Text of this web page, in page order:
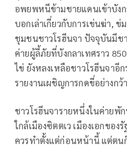
อพยพหนีข้ามชายแดนเข้าบัง
บอกเล่าเกี่ยวกับการเข่นฆ่า, ข่
ชุมชนชาวโรฮีนจา ปัจจุบันมีช
ค่ายผู้ลี้ภัยที่บังกลาเทศราว
ไข่ ยังหลงเหลือชาวโรฮีนจาอี
รายงานเผชิญการกดขี่อย่างกว้
ชาวโรฮีนจารายหนึ่งในค่ายพั
ใกล้เมืองซิตตเว เมืองเอกของ
ควรทำตั้งแต่ก่อนหน้านี้ แต่ตน